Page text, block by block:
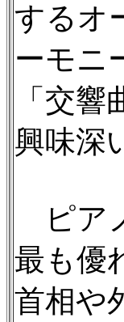
するオ
ーモニ
「交
興味深
ピア
最も優
首相や